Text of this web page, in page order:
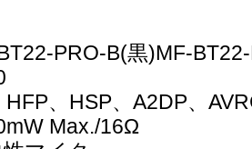
PRO-B(黒)MF-
、HSP、A2DP、
Max./16Ω